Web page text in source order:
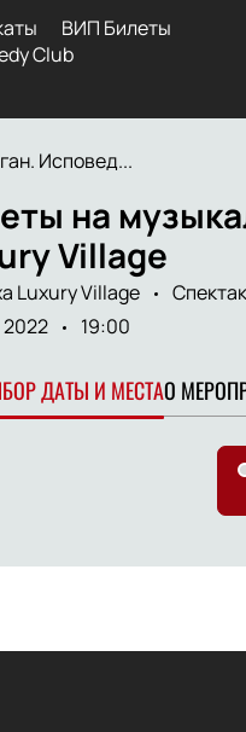
ВИП Билеты
Club
Исповед...
на
Village
Luxury Village
2022
19:00
ДАТЫ И МЕСТАО